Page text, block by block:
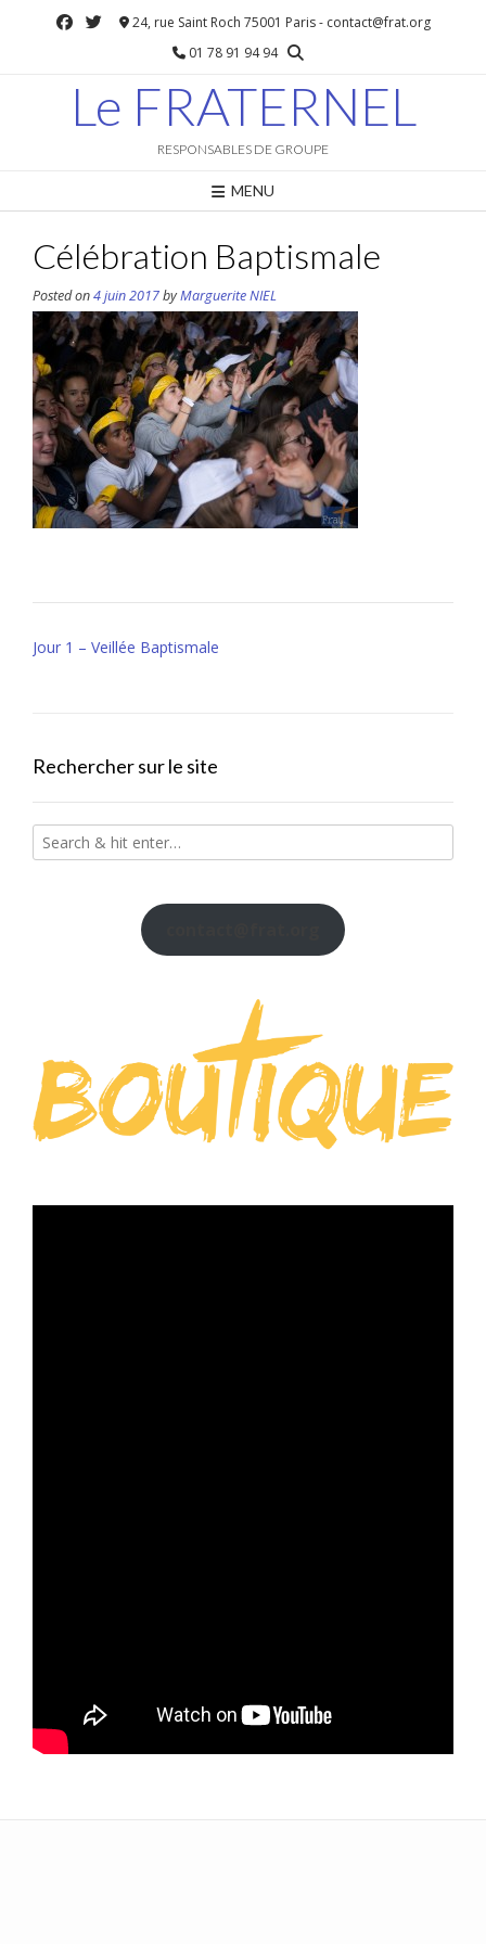
24, rue Saint Roch 75001 Paris - contact@frat.org
01 78 91 94 94
Le FRATERNEL
RESPONSABLES DE GROUPE
MENU
Célébration Baptismale
Posted on4 juin 2017byMarguerite NIEL
Post
Jour 1 – Veillée Baptismale
Rechercher sur le site